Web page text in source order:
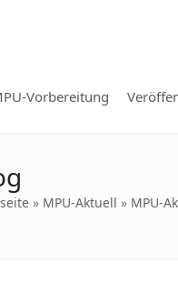
Vorbereitung
» MPU-Aktuell » MPU-